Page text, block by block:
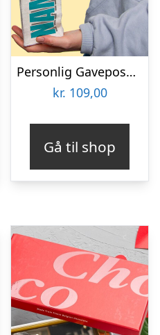
Personlig Gavepose til vin med Tekst
kr. 109,00
Gå til shop